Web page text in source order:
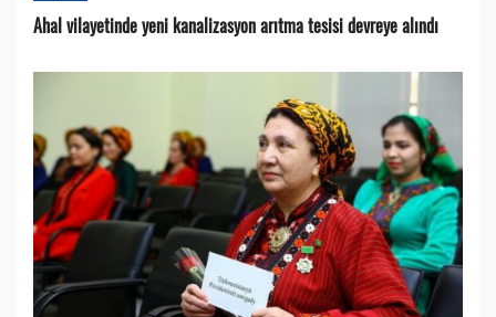
Ahal vilayetinde yeni kanalizasyon arıtma tesisi devreye alındı